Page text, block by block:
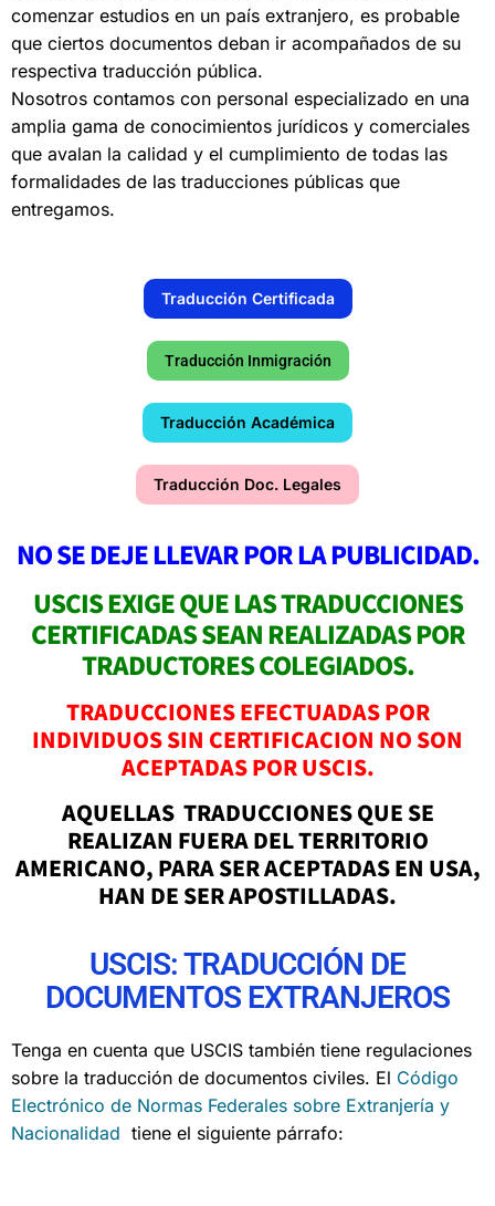
comenzar estudios en un país extranjero, es probable
que ciertos documentos deban ir acompañados de su
respectiva traducción pública.
Nosotros contamos con personal especializado en una
amplia gama de conocimientos jurídicos y comerciales
que avalan la calidad y el cumplimiento de todas las
formalidades de las traducciones públicas que
entregamos.
Traducción Certificada
Traducción Inmigración
Traducción Académica
Traducción Doc. Legales
NO SE DEJE LLEVAR POR LA PUBLICIDAD.
USCIS EXIGE QUE LAS TRADUCCIONES
CERTIFICADAS SEAN REALIZADAS POR
TRADUCTORES COLEGIADOS.
TRADUCCIONES EFECTUADAS POR
INDIVIDUOS SIN CERTIFICACION NO SON
ACEPTADAS POR USCIS.
AQUELLAS TRADUCCIONES QUE SE
REALIZAN FUERA DEL TERRITORIO
AMERICANO, PARA SER ACEPTADAS EN USA,
HAN DE SER APOSTILLADAS.
USCIS: TRADUCCIÓN DE
DOCUMENTOS EXTRANJEROS
Tenga en cuenta que USCIS también tiene regulaciones
sobre la traducción de documentos civiles. El Código
Electrónico de Normas Federales sobre Extranjería y
Nacionalidad tiene el siguiente párrafo: